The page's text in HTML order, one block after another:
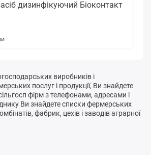
дизинфікуючий Біоконтакт
виробників і
послуг і продукції, Ви знайдете
фірм з телефонами, адресами і
Ви знайдете списки фермерських
фабрик, цехів і заводів аграрної